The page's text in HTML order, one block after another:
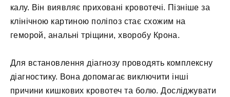
калу. Він виявляє приховані кровотечі. Пізніше за
клінічною картиною поліпоз стає схожим на
геморой, анальні тріщини, хворобу Крона.
Для встановлення діагнозу проводять комплексну
діагностику. Вона допомагає виключити інші
причини кишкових кровотеч та болю. Досліджувати